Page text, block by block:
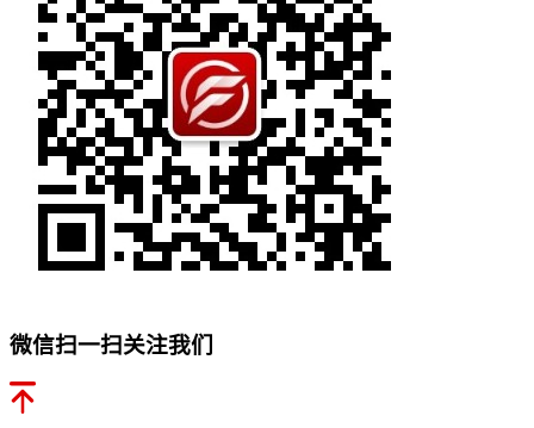
微信扫一扫关注我们